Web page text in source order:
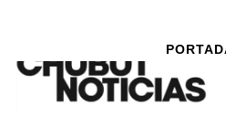
contenido